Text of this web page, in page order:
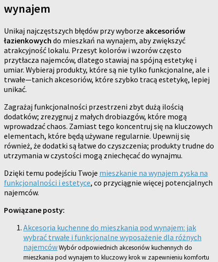
wynajem
Unikaj najczęstszych błędów przy wyborze akcesoriów
łazienkowych do mieszkań na wynajem, aby zwiększyć
atrakcyjność lokalu. Przesyt kolorów i wzorów często
przytłacza najemców, dlatego stawiaj na spójną estetykę i
umiar. Wybieraj produkty, które są nie tylko funkcjonalne, ale i
trwałe—tanich akcesoriów, które szybko tracą estetykę, lepiej
unikać.
Zagrażaj funkcjonalności przestrzeni zbyt dużą ilością
dodatków; zrezygnuj z małych drobiazgów, które mogą
wprowadzać chaos. Zamiast tego koncentruj się na kluczowych
elementach, które będą używane regularnie. Upewnij się
również, że dodatki są łatwe do czyszczenia; produkty trudne do
utrzymania w czystości mogą zniechęcać do wynajmu.
Dzięki temu podejściu Twoje mieszkanie na wynajem zyska na
funkcjonalności i estetyce, co przyciągnie więcej potencjalnych
najemców.
Powiązane posty:
Akcesoria kuchenne do mieszkania pod wynajem: jak
wybrać trwałe i funkcjonalne wyposażenie dla różnych
najemcówWybór odpowiednich akcesoriów kuchennych do
mieszkania pod wynajem to kluczowy krok w zapewnieniu komfortu